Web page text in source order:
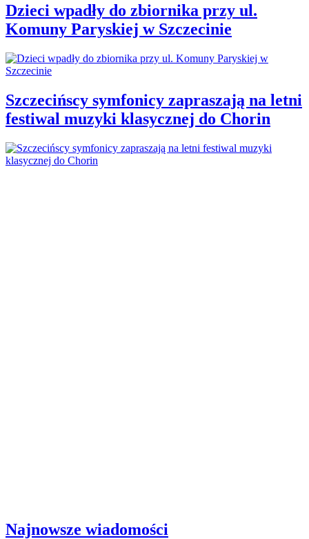
Dzieci wpadły do zbiornika przy ul.
Komuny Paryskiej w Szczecinie
Szczecińscy symfonicy zapraszają na letni
festiwal muzyki klasycznej do Chorin
Najnowsze wiadomości